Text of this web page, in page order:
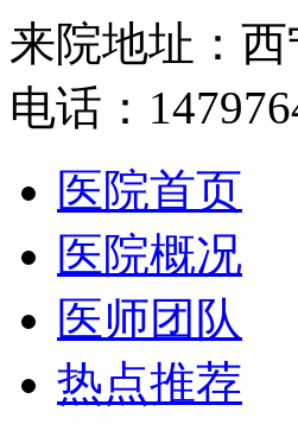
来院地址：
电话：
医院首页
医院概况
医师团队
热点推荐